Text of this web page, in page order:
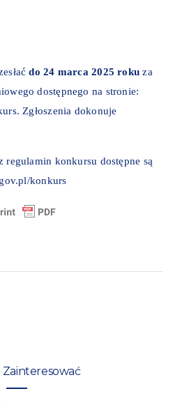
do 24 marca 2025 rokuza
dostępnego na stronie:
. Zgłoszenia dokonuje
regulamin konkursu dostępne są
konkurs
Zainteresować